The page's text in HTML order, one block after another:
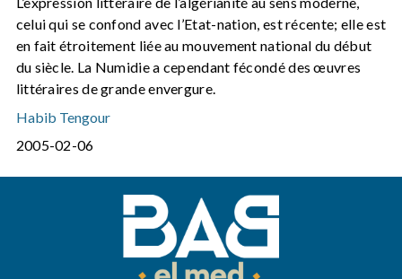
celui qui se confond avec l’Etat-nation, est récente; elle est
en fait étroitement liée au mouvement national du début
du siècle. La Numidie a cependant fécondé des œuvres
littéraires de grande envergure.
Habib Tengour
2005-02-06